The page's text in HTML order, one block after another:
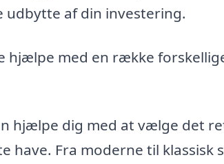
af din investering.
hjælpe med en række
hjælpe dig med at vælge det
have. Fra moderne til klassisk